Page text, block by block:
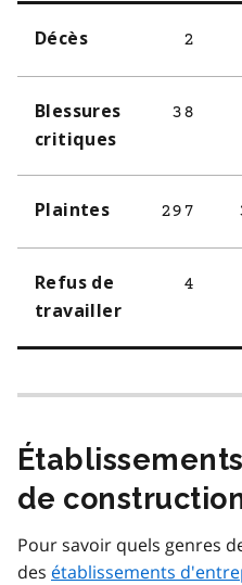
Décès 2
Blessures
critiques
38
Plaintes 297
Refus de
travailler
4
de
Pour savoir quels genres
des établissements